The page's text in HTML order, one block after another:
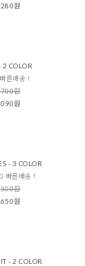
원
2 COLOR
른배송 !
원
원
- 3 COLOR
빠른배송 !
원
원
- 2 COLOR